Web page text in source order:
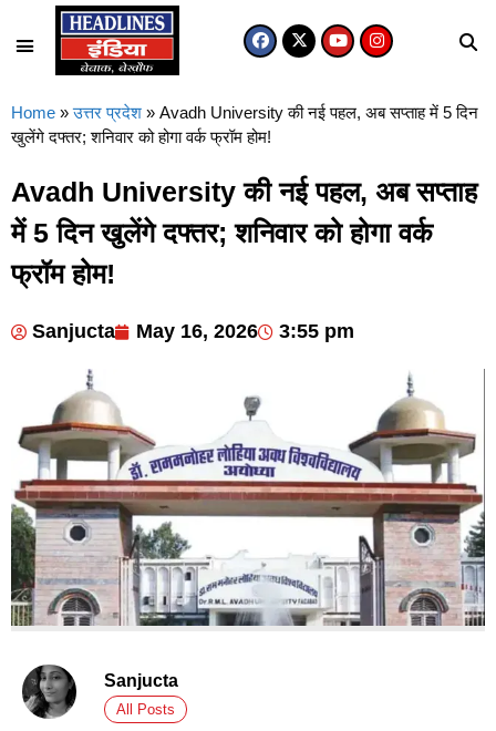
Home » उत्तर प्रदेश » Avadh University की नई पहल, अब सप्ताह में 5 दिन
खुलेंगे दफ्तर; शनिवार को होगा वर्क फ्रॉम होम!
Avadh University की नई पहल, अब सप्ताह
में 5 दिन खुलेंगे दफ्तर; शनिवार को होगा वर्क
फ्रॉम होम!
Sanjucta May 16, 2026 3:55 pm
Sanjucta
All Posts